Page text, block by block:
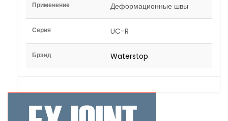
Применение Деформационные швы
Серия UC-R
Брэнд Waterstop